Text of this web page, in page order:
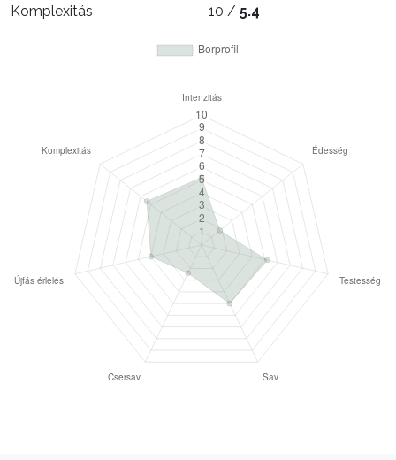
Komplexitás 10 / 5.4